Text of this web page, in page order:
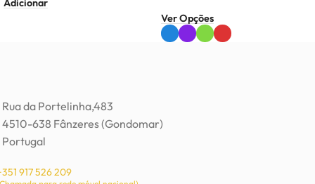
Adicionar
Ver Opções
Rua da Portelinha,483
4510-638 Fânzeres (Gondomar)
Portugal
917 526 209